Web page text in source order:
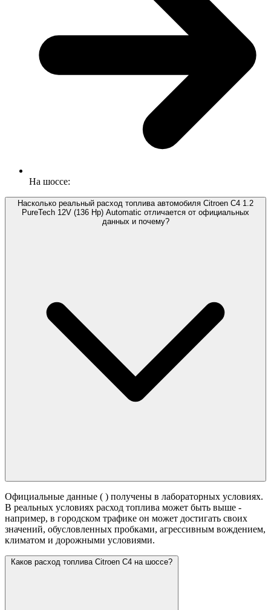
На шоссе:
Насколько реальный расход топлива автомобиля Citroen C4 1.2
PureTech 12V (136 Hp) Automatic отличается от официальных
данных и почему?
Официальные данные ( ) получены в лабораторных условиях.
В реальных условиях расход топлива может быть выше -
например, в городском трафике он может достигать своих
значений, обусловленных пробками, агрессивным вождением,
климатом и дорожными условиями.
Каков расход топлива Citroen C4 на шоссе?